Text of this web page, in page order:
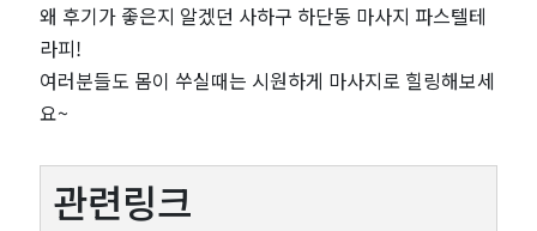
왜 후기가 좋은지 알겠던 사하구 하단동 마사지 파스텔테
라피!
여러분들도 몸이 쑤실때는 시원하게 마사지로 힐링해보세
요~
관련링크